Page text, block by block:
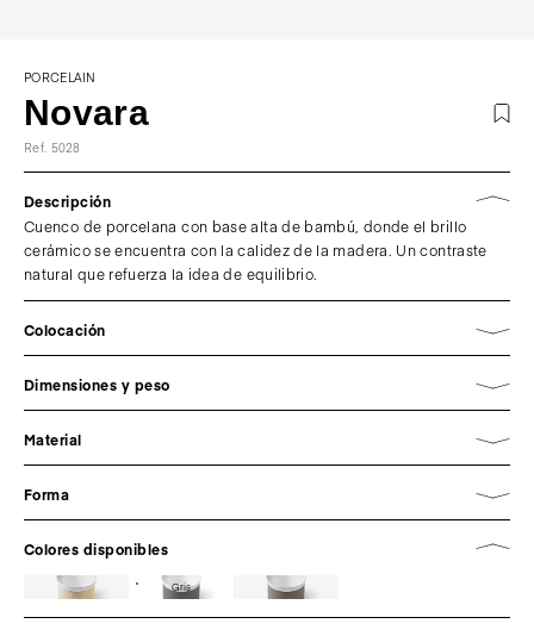
PORCELAIN
Novara
Ref. 5028
Descripción
Cuenco de porcelana con base alta de bambú, donde el brillo
cerámico se encuentra con la calidez de la madera. Un contraste
natural que refuerza la idea de equilibrio.
Colocación
Dimensiones y peso
Material
Forma
Colores disponibles
Gris